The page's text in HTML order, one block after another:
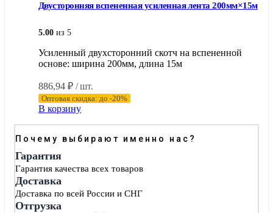
Двусторонняя вспененная усиленная лента 200мм×15м
5.00 из 5
Усиленный двухсторонний скотч на вспененной
основе: ширина 200мм, длина 15м
886,94 ₽ / шт.
Оптовая скидка: до -20%
В корзину
Почему выбирают именно нас?
Гарантия
Гарантия качества всех товаров
Доставка
Доставка по всей России и СНГ
Отгрузка